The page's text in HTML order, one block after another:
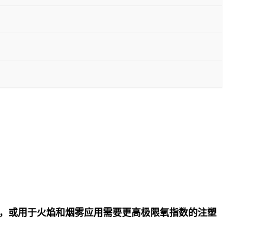
或用于火焰和烟雾应用需要更高极限氧指数的注塑